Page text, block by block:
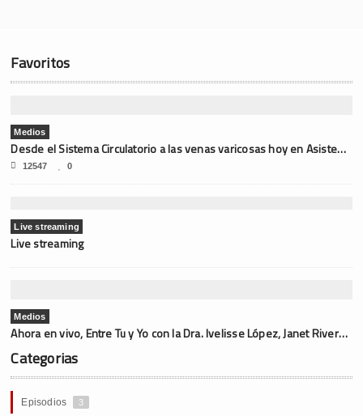
Favoritos
Medios
Desde el Sistema Circulatorio a las venas varicosas hoy en Asistencia Médica
12547 0
Live streaming
Live streaming
Medios
Ahora en vivo, Entre Tu y Yo con la Dra. Ivelisse López, Janet Rivera y la sexóloga Dra. Lydia Delfino Testamark
Categorias
Episodios 3